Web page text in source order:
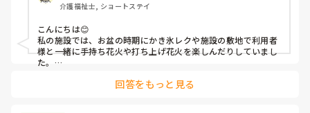
介護福祉士, ショートステイ
こんにちは😊
私の施設では、お盆の時期にかき氷レクや施設の敷地で利用者
様と一緒に手持ち花火や打ち上げ花火を楽しんだりしていまし
た。
利用者様にとっても良い経験にもなりますね！
回答をもっと見る